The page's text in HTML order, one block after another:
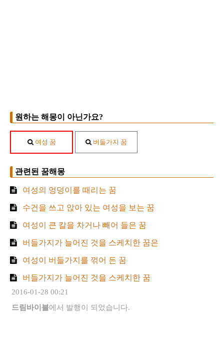
원하는 해몽이 아닌가요?
여성 꿈 버들가지 꿈
관련된 꿈해몽
여성의 엉덩이를 때리는 꿈
수건을 쓰고 앉아 있는 여성을 보는 꿈
여성이 큰 칼을 차거나 빼어 들은 꿈
버들가지가 늘어진 것을 스케치한 꿈은
여성이 버들가지를 꺾어 든 꿈
버들가지가 늘어진 것을 스케치한 꿈
2016-01-28 00:21
드림바이블에서 발행이 되었습니다.